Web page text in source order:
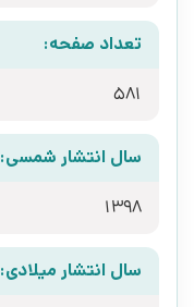
تعداد صفحه:
581
سال انتشار شمسی:
1398
سال انتشار میلادی: